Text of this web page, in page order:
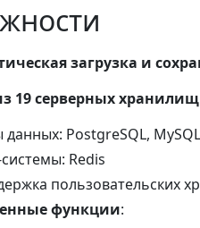
загрузка и
19 серверных хранилищ
данных: PostgreSQL,
Redis
пользовательских
функции: